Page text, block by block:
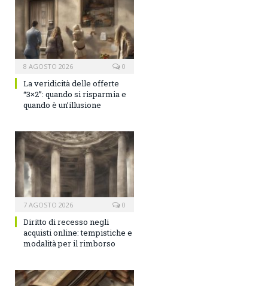
8 AGOSTO 2026 0
La veridicità delle offerte
“3×2”: quando si risparmia e
quando è un’illusione
7 AGOSTO 2026 0
Diritto di recesso negli
acquisti online: tempistiche e
modalità per il rimborso